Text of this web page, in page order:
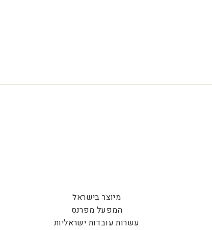
מיוצר בישראל
המפעל מפרנס
עשרות עובדות ישראליות